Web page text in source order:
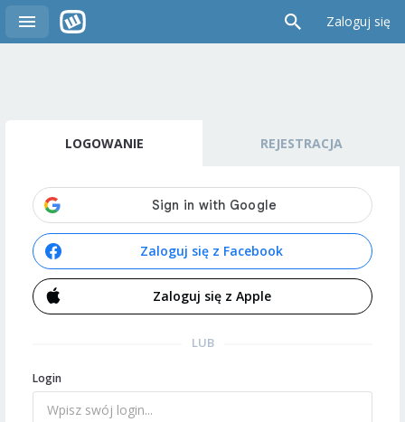
Zaloguj się
LOGOWANIE REJESTRACJA
Zaloguj się z Facebook
Zaloguj się z Apple
LUB
Login